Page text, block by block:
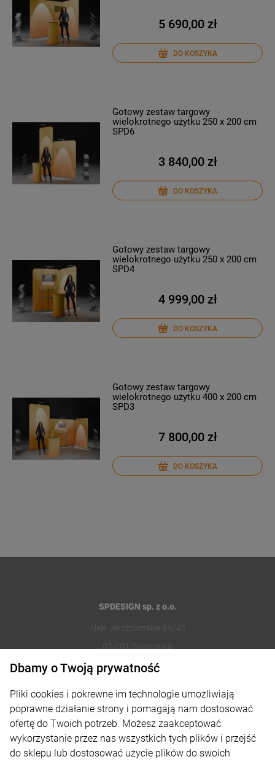
5 690,00 zł
DO KOSZYKA
Gotowy zestaw targowy
wielokrotnego użytku 250 x 200 cm
SPD6
3 840,00 zł
DO KOSZYKA
Gotowy zestaw targowy
wielokrotnego użytku 250 x 200 cm
SPD4
4 999,00 zł
DO KOSZYKA
Gotowy zestaw targowy
wielokrotnego użytku 400 x 200 cm
SPD3
7 800,00 zł
DO KOSZYKA
SPDESIGN sp. z o.o.
Aleje Jerozolimskie 89/43
02-001 Warszawa
sklep@reklamydrukarnia.pl
Moje konto
Płatności i dostawa
Dbamy o Twoją prywatność
Pliki cookies i pokrewne im technologie umożliwiają
poprawne działanie strony i pomagają nam dostosować
ofertę do Twoich potrzeb. Możesz zaakceptować
wykorzystanie przez nas wszystkich tych plików i przejść
do sklepu lub dostosować użycie plików do swoich